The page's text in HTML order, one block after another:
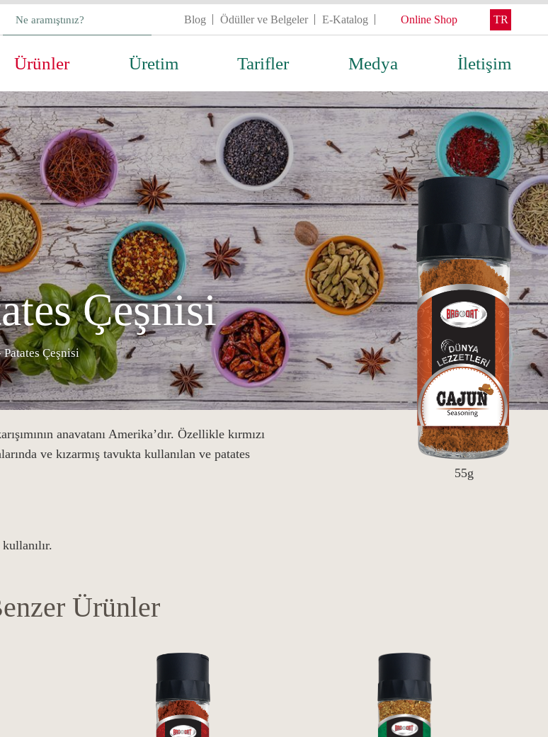
Blog Ödüller ve Belgeler E-Katalog Online Shop TR
Ürünler Üretim Tarifler Medya İletişim
Çeşnisi
Patates Çeşnisi
anavatanı Amerika’dır. Özellikle kırmızı
ve kızarmış tavukta kullanılan ve patates
55g
Ürünler